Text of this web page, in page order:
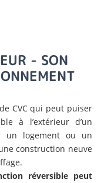
- SON
CVC qui peut puiser
à l’extérieur d’un
un logement ou un
construction neuve
réversible peut